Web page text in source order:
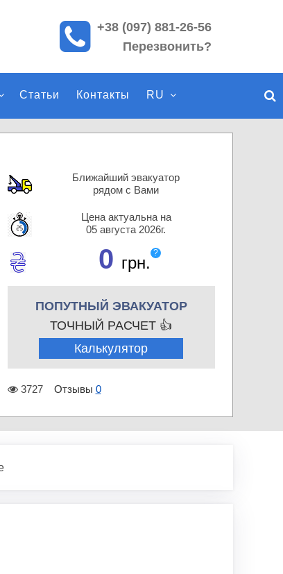
+38 (097) 881-26-56
Перезвонить?
Статьи Контакты RU
Ближайший эвакуатор
рядом с Вами
Цена актуальна на
05 августа 2026г.
0 грн.
?
ПОПУТНЫЙ ЭВАКУАТОР
ТОЧНЫЙ РАСЧЕТ 👍
Калькулятор
3727 Отзывы 0